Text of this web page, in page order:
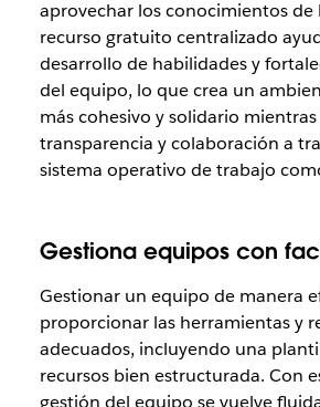
aprovechar los conocimientos de
recurso gratuito centralizado
desarrollo de habilidades y
del equipo, lo que crea un
más cohesivo y solidario
transparencia y colaboración a
sistema operativo de trabajo
Gestiona equipos con
Gestionar un equipo de manera
proporcionar las herramientas y
adecuados, incluyendo una
recursos bien estructurada. Con
gestión del equipo se vuelve